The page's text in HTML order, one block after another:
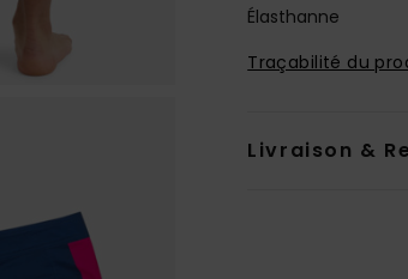
Élasthanne
Traçabilité du
Livraison &